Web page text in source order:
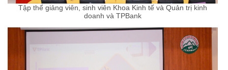
Tập thể giảng viên, sinh viên Khoa Kinh tế và Quản trị kinh
doanh và TPBank